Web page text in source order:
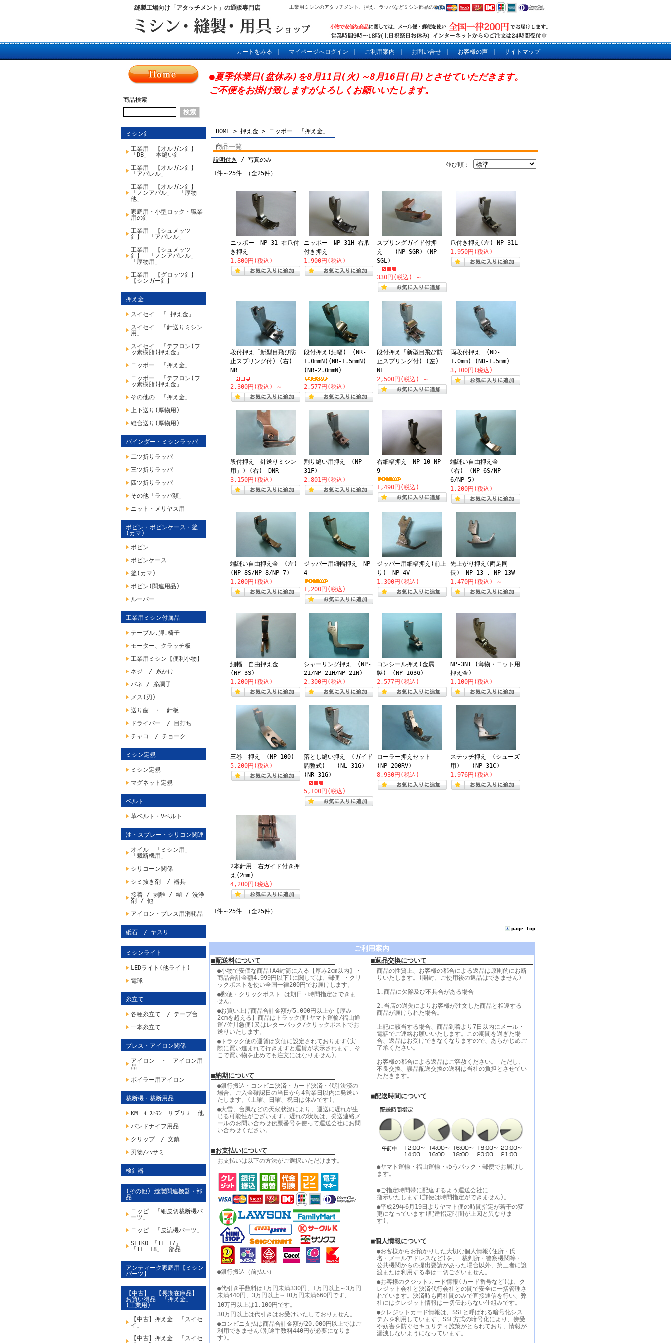
縫製工場向け「アタッチメント」の通販専門店 工業用ミシンのアタッチメント、押え、ラッパなどミシン部品の販売
カートをみる マイページへログイン ご利用案内 お問い合せ お客様の声 サイトマップ
商品検索
ミシン針
工業用 【オルガン針】
「DB」 本縫い針
工業用 【オルガン針】
「アパレル」
工業用 【オルガン針】
「ノンアパル」 「厚物
他」
家庭用・小型ロック・職業
用の針
工業用 【シュメッツ
針】 「アパレル」
工業用 【シュメッツ
針】 「ノンアパレル」
「厚物用」
工業用 【グロッツ針】
【シンガー針】
押え金
スイセイ 「 押え金」
スイセイ 「針送りミシン
用」
スイセイ 「テフロン(フ
ッ素樹脂)押え金」
ニッポー 「押え金」
ニッポー 「テフロン(フ
ッ素樹脂)押え金」
その他の 「押え金」
上下送り(厚物用)
総合送り(厚物用)
バインダー・ミシンラッパ
二ツ折りラッパ
三ツ折りラッパ
四ツ折りラッパ
その他「ラッパ類」
ニット・メリヤス用
ボビン・ボビンケース・釜
(カマ)
ボビン
ボビンケース
釜(カマ)
ボビン(関連用品)
ルーパー
工業用ミシン付属品
テーブル,脚,椅子
モーター、クラッチ板
工業用ミシン【便利小物】
ネジ / 糸かけ
バネ / 糸調子
メス(刃)
送り歯 ・ 針板
ドライバー / 目打ち
チャコ / チョーク
ミシン定規
ミシン定規
マグネット定規
ベルト
革ベルト・Vベルト
油・スプレー・シリコン関連
オイル 「ミシン用」
「裁断機用」
シリコーン関係
シミ抜き剤 / 器具
接着 / 剥離 / 糊 / 洗浄
剤 / 他
アイロン・プレス用消耗品
砥石 / ヤスリ
ミシンライト
LEDライト(他ライト)
電球
糸立て
各種糸立て / テープ台
一本糸立て
プレス・アイロン関係
アイロン ・ アイロン用
品
ボイラー用アイロン
裁断機・裁断用品
KM・ｲｰｽﾄﾏﾝ・サプリナ・他
バンドナイフ用品
クリップ / 文鎮
刃物/ハサミ
検針器
(その他) 縫製関連機器・部
品
ニッピ 「細皮切裁断機パ
ーツ」
ニッピ 「皮漉機パーツ」
SEIKO 「TE 17」
「TF 18」 部品
アンティーク家庭用【ミシン
パーツ】
【中古】 【長期在庫品】
お買い得品 「押え金」
(工業用)
【中古】押え金 「スイセ
イ」
【中古】押え金 「スイセ
●夏季休業日(盆休み)を8月11日(火)～8月16日(日)とさせていただきます。
ご不便をお掛け致しますがよろしくお願いいたします。
HOME > 押え金 > ニッポー 「押え金」
商品一覧
並び順：
説明付き
/ 写真のみ
1件～25件 （全25件）
ニッポー NP-31 右爪付
き押え
1,800円(税込)
ニッポー NP-31H 右爪
付き押え
1,900円(税込)
スプリングガイド付押
え (NP-SGR) (NP-
SGL)
330円(税込) ～
爪付き押え(左) NP-31L
1,950円(税込)
段付押え「新型目飛び防
止スプリング付) (右)
NR
2,300円(税込) ～
段付押え(細幅) (NR-
1.0mmN)(NR-1.5mmN)
(NR-2.0mmN)
2,577円(税込)
段付押え「新型目飛び防
止スプリング付) (左)
NL
2,500円(税込)
～
両段付押え (ND-
1.0mm) (ND-1.5mm)
3,100円(税込)
段付押え「針送りミシン
用」) (右) DNR
3,150円(税込)
割り縫い用押え (NP-
31F)
2,801円(税込)
右細幅押え NP-10 NP-
9
1,490円(税込)
端縫い自由押え金
(右) (NP-6S/NP-
6/NP-5)
1,200円(税込)
端縫い自由押え金 (左)
(NP-8S/NP-8/NP-7)
1,200円(税込)
ジッパー用細幅押え NP-
4
1,200円(税込)
ジッパー用細幅押え(前上
り) NP-4V
1,300円(税込)
先上がり押え(両足同
長) NP-13 , NP-13W
1,470円(税込)
～
細幅 自由押え金
(NP-3S)
1,200円(税込)
シャーリング押え (NP-
21/NP-21H/NP-21N)
2,300円(税込)
コンシール押え(金属
製) (NP-163G)
2,577円(税込)
NP-3NT (薄物・ニット用
押え金)
1,100円(税込)
三巻 押え (NP-100)
5,200円(税込)
落とし縫い押え (ガイド
調整式) (NL-31G)
(NR-31G)
5,100円(税込)
ローラー押えセット
(NP-200RV)
8,930円(税込)
ステッチ押え (シューズ
用) (NP-31C)
1,976円(税込)
2本針用 右ガイド付き押
え(2mm)
4,200円(税込)
1件～25件 （全25件）
page top
ご利用案内
■配送料について
●小物で安価な商品(A4封筒に入る【厚み2cm以内】・
商品合計金額4,999円以下)に関しては、郵便 ・クリ
ックポストを使い全国一律200円でお届けします。
●郵便・クリックポスト は期日・時間指定はできま
せん。
●お買い上げ商品合計金額が5,000円以上か【厚み
2cmを超える】商品はトラック便(ヤマト運輸/福山通
運/佐川急便)又はレターパック/クリックポストでお
送りいたします。
●トラック便の運賃は安価に設定されております(実
際に買い進まれて行きますと運賃が表示されます、そ
こで買い物を止めても注文にはなりません)。
■納期について
●銀行振込・コンビニ決済・カード決済・代引決済の
場合、ご入金確認日の当日から4営業日以内に発送い
たします。(土曜、日曜、祝日は休みです)。
●大雪、台風などの天候状況により、運送に遅れが生
じる可能性がございます。遅れの状況は、発送連絡メ
ールのお問い合わせ伝票番号を使って運送会社にお問
い合わせください。
■お支払いについて
お支払いは以下の方法がご選択いただけます。
●銀行振込（前払い）
●代引き手数料は1万円未満330円、1万円以上～3万円
未満440円、3万円以上～10万円未満660円です、
10万円以上は1,100円です。
30万円以上は代引きはお受けいたしておりません。
●コンビニ支払は商品合計金額が20,000円以上ではご
利用できません(別途手数料440円が必要になりま
す)。
■返品交換について
商品の性質上、お客様の都合による返品は原則的にお断
りいたします。(開封、ご使用後の返品はできません)
1.商品に欠陥及び不具合がある場合
2.当店の過失によりお客様が注文した商品と相違する
商品が届けられた場合。
上記に該当する場合、商品到着より7日以内にメール・
電話でご連絡お願いいたします。この期間を過ぎた場
合、返品はお受けできなくなりますので、あらかじめご
了承ください。
お客様の都合による返品はご容赦ください。 ただし、
不良交換、誤品配送交換の送料は当社の負担とさせてい
ただきます。
■配送時間について
●ヤマト運輸・福山運輸・ゆうパック・郵便でお届けし
ます。
●ご指定時間帯に配達するよう運送会社に
指示いたします(郵便は時間指定ができません)。
●平成29年6月19日よりヤマト便の時間指定が若干の変
更になっています(配達指定時間が上図と異なりま
す)。
■個人情報について
●お客様からお預かりした大切な個人情報(住所・氏
名・メールアドレスなど)を、 裁判所・警察機関等・
公共機関からの提出要請があった場合以外、第三者に譲
渡または利用する事は一切ございません。
●お客様のクジットカード情報(カード番号など)は、ク
レジット会社と決済代行会社との間で安全に一括管理さ
れています。決済時も両社間のみで直接通信を行い、弊
社にはクレジット情報は一切伝わらない仕組みです。
●クレジットカード情報は、SSLと呼ばれる暗号化シス
テムを利用しています、SSL方式の暗号化により、傍受
や妨害を防ぐセキュリティ施策がとられており、情報が
漏洩しないようになっています。